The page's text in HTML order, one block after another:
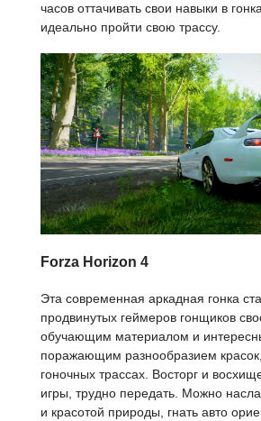
часов оттачивать свои навыки в
идеально пройти свою трассу.
Forza Horizon 4
Эта современная аркадная гонка
продвинутых геймеров гонщиков
обучающим материалом и
поражающим разнообразием
гоночных трассах. Восторг и
игры, трудно передать. Можно
и красотой природы, гнать авто